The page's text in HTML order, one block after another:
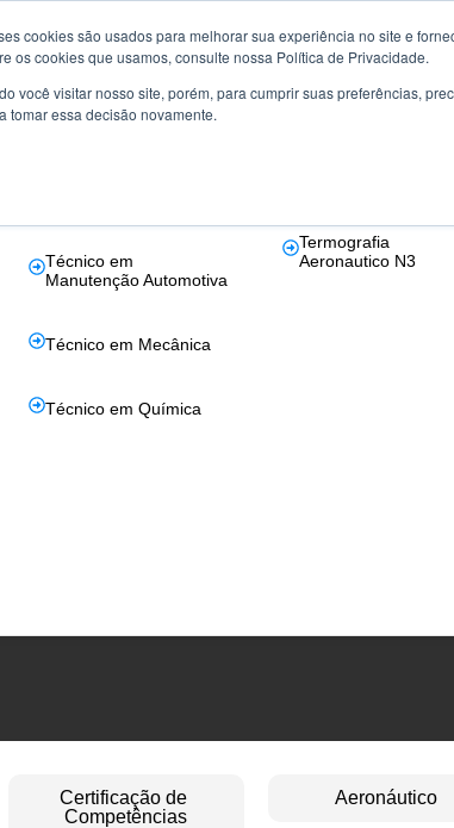
cookies são usados ​​para melhorar sua experiência no site e
os cookies que usamos, consulte nossa Política de Privacidade.
você visitar nosso site, porém, para cumprir suas preferências,
tomar essa decisão novamente.
Certificação de
Competências
Técnico em
Manutenção Automotiva
Técnico em Mecânica
Técnico em Química
Aeronáutico
Termografia
Aeronautico N3
Certificação de
Competências
Aeronáutico